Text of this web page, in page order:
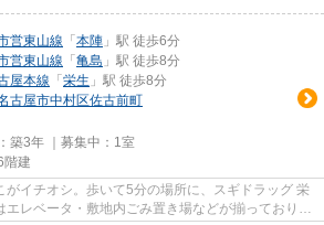
営東山線 「 本陣 」駅 徒歩6分
営東山線 「 亀島 」駅 徒歩8分
屋本線 「 栄生 」駅 徒歩8分
古屋市中村区佐古前町
築3年 ｜募集中： 1室
階建
がイチオシ。歩いて5分の場所に、スギドラッグ 栄
レベータ・敷地内ごみ置き場などが揃っており、